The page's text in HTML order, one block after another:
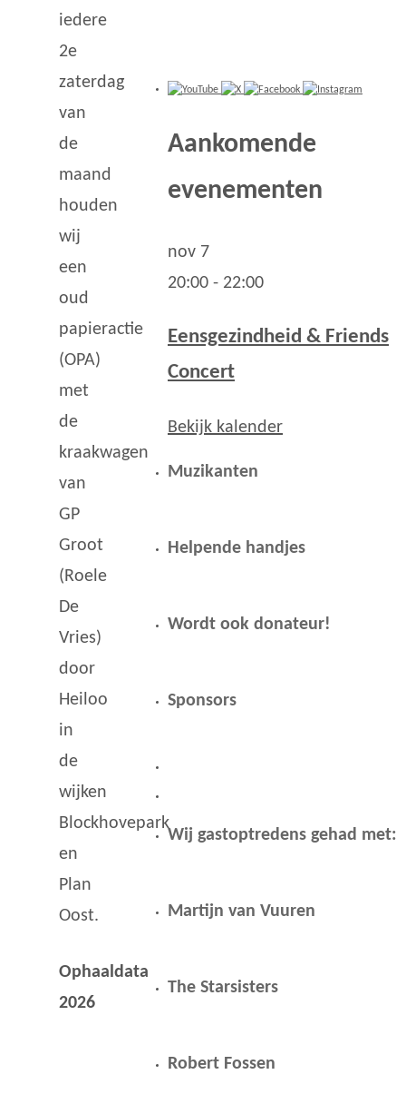
iedere
2e
zaterdag
van
de
maand
houden
wij
een
oud
papieractie
(OPA)
met
de
kraakwagen
van
GP
Groot
(Roele
De
Vries)
door
Heiloo
in
de
wijken
Blockhovepark
en
Plan
Oost.
Ophaaldata
2026
Aankomende
evenementen
nov 7
20:00 - 22:00
Eensgezindheid & Friends
Concert
Bekijk kalender
Muzikanten
Helpende handjes
Wordt ook donateur!
Sponsors
Wij gastoptredens gehad met:
Martijn van Vuuren
The Starsisters
Robert Fossen